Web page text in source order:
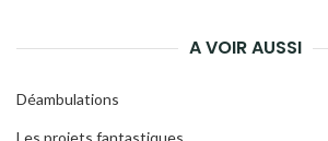
A VOIR AUSSI
Déambulations
Les projets fantastiques